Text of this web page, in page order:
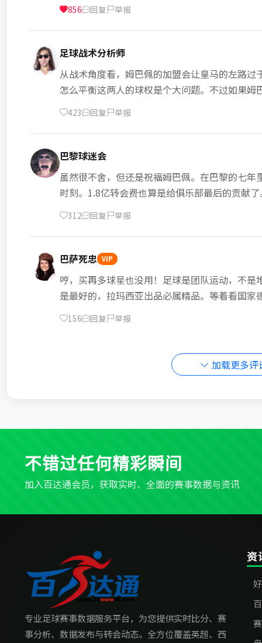
856 回复 举报
足球战术分析师
从战术角度看，姆巴佩的加盟会让皇马的左路
怎么平衡这两人的球权是个大问题。不过如果
423 回复 举报
巴黎球迷会
虽然很不舍，但还是祝福姆巴佩。在巴黎的七
时刻。1.8亿转会费也算是给俱乐部最后的贡献
312 回复 举报
巴萨死忠 VIP
哼，买再多球星也没用！足球是团队运动，不
是最好的，拉玛西亚出品必属精品。等着看国家
156 回复 举报
加载更多评